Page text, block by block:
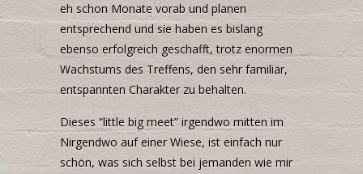
eh schon Monate vorab und planen
entsprechend und sie haben es bislang
ebenso erfolgreich geschafft, trotz enormen
Wachstums des Treffens, den sehr familiär,
entspannten Charakter zu behalten.
Dieses “little big meet” irgendwo mitten im
Nirgendwo auf einer Wiese, ist einfach nur
schön, was sich selbst bei jemanden wie mir